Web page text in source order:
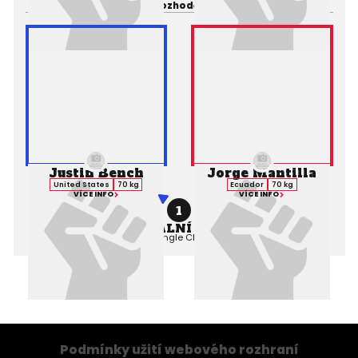
Rozhodčí:
Justin Bench
United States
70 kg
VÍCE INFO
1
PROFESIONÁLNÍ ZÁPAS MMA
Výsledek:Submission (Triangle Choke), 1. kolo 4:36,Rozhodčí:
Jorge Mantilla
Ecuador
70 kg
VÍCE INFO
Podmínky užití webového rozhraní